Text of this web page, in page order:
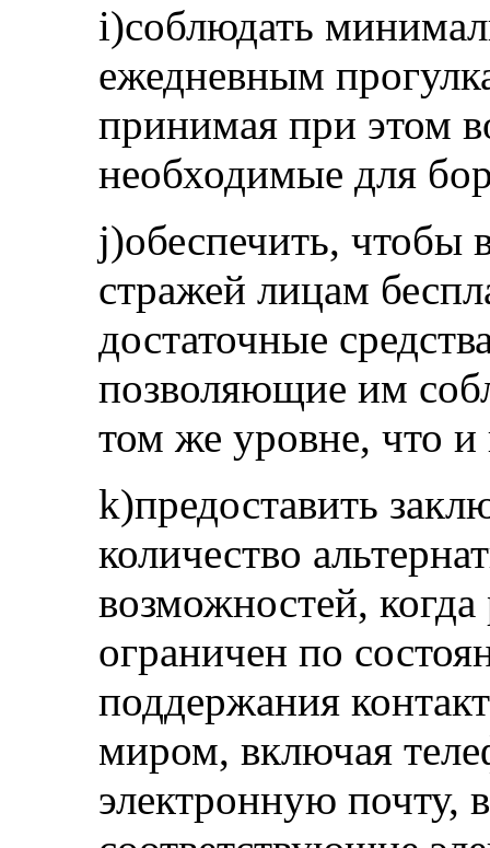
i)соблюдать
ежедневным
принимая при этом
необходимые для
j)обеспечить, чтобы
стражей лицам
достаточные
позволяющие им
том же уровне, что и
k)предоставить
количество
возможностей,
ограничен по
поддержания
миром, включая
электронную почту,